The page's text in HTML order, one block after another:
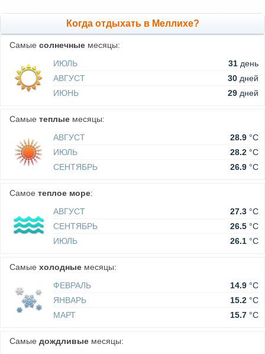
Когда отдыхать в Меллихе?
Самые солнечные месяцы:
ИЮЛЬ
31 день
АВГУСТ
30 дней
ИЮНЬ
29 дней
Самые теплые месяцы:
АВГУСТ
28.9 °C
ИЮЛЬ
28.2 °C
СЕНТЯБРЬ
26.9 °C
Самое теплое море:
АВГУСТ
27.3 °C
СЕНТЯБРЬ
26.5 °C
ИЮЛЬ
26.1 °C
Самые холодные месяцы:
ФЕВРАЛЬ
14.9 °C
ЯНВАРЬ
15.2 °C
МАРТ
15.7 °C
Самые дождливые месяцы: